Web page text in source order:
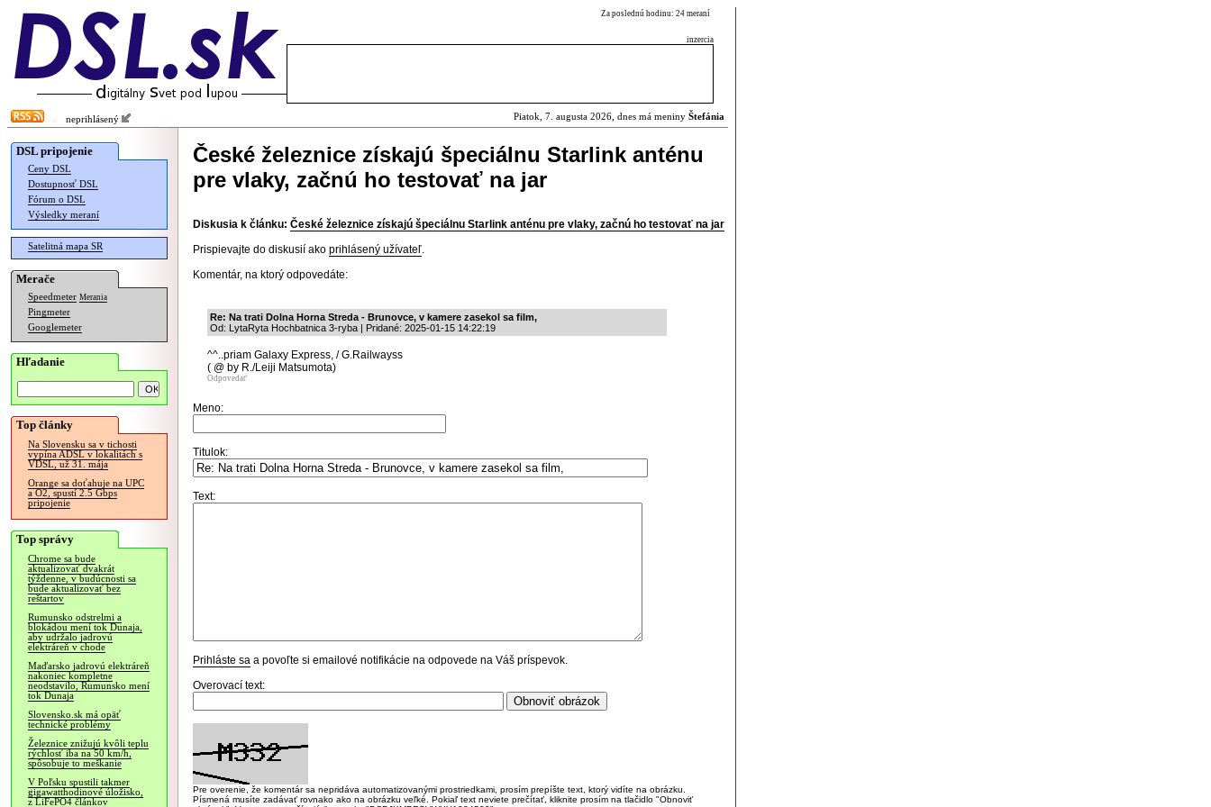
Za poslednú hodinu: 24 meraní
inzercia
neprihlásený Piatok, 7. augusta 2026, dnes má meniny Štefánia
DSL pripojenie
Ceny DSL
Dostupnosť DSL
Fórum o DSL
Výsledky meraní
Satelitná mapa SR
Merače
Speedmeter Merania
Pingmeter
Googlemeter
Hľadanie
Top články
Na Slovensku sa v tichosti
vypína ADSL v lokalitách s
VDSL, už 31. mája
Orange sa doťahuje na UPC
a O2, spustí 2.5 Gbps
pripojenie
Top správy
Chrome sa bude
aktualizovať dvakrát
týždenne, v budúcnosti sa
bude aktualizovať bez
reštartov
Rumunsko odstrelmi a
blokádou mení tok Dunaja,
aby udržalo jadrovú
elektráreň v chode
Maďarsko jadrovú elektráreň
nakoniec kompletne
neodstavilo, Rumunsko mení
tok Dunaja
Slovensko.sk má opäť
technické problémy
Železnice znižujú kvôli teplu
rýchlosť iba na 50 km/h,
spôsobuje to meškanie
V Poľsku spustili takmer
gigawatthodinové úložisko,
z LiFePO4 článkov
České železnice získajú špeciálnu Starlink anténu
pre vlaky, začnú ho testovať na jar
Diskusia k článku: České železnice získajú špeciálnu Starlink anténu pre vlaky, začnú ho testovať na jar
Prispievajte do diskusií ako prihlásený užívateľ.
Komentár, na ktorý odpovedáte:
Re: Na trati Dolna Horna Streda - Brunovce, v kamere zasekol sa film,
Od: LytaRyta Hochbatnica 3-ryba | Pridané: 2025-01-15 14:22:19
^^..priam Galaxy Express, / G.Railwayss
( @ by R./Leiji Matsumota)
Odpovedať
Meno:
Titulok:
Text:
Prihláste sa a povoľte si emailové notifikácie na odpovede na Váš príspevok.
Overovací text:
Pre overenie, že komentár sa nepridáva automatizovanými prostriedkami, prosím prepíšte text, ktorý vidíte na obrázku.
Písmená musíte zadávať rovnako ako na obrázku veľké. Pokiaľ text neviete prečítať, kliknite prosím na tlačidlo "Obnoviť